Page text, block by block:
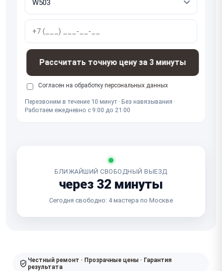
Рассчитать точную цену за 3 минуты
Согласен на обработку персональных данных
Перезвоним в течение 10 минут · Без навязывания ·
Работаем ежедневно с 9:00 до 21:00
БЛИЖАЙШИЙ СВОБОДНЫЙ ВЫЕЗД
через 32 минуты
Сегодня свободно: 4 мастера по Москве
Честный ремонт · Прозрачные цены · Гарантия
результата